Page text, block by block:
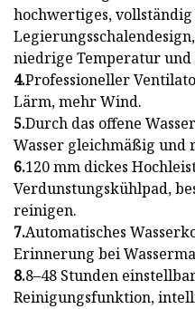
hochwertiges,
niedrige Temperatur und
4.Professioneller
Lärm, mehr Wind.
5.Durch das offene
Wasser gleichmäßig und
6.120 mm dickes
Verdunstungskühlpad,
reinigen.
7.Automatisches
Erinnerung bei
8.8–48 Stunden
Reinigungsfunktion,